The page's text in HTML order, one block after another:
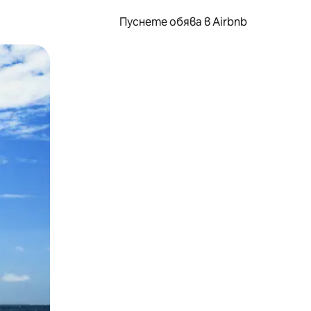
Пуснете обява в Airbnb
или плъзгане.